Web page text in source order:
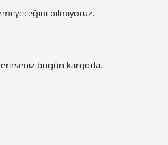
bilmiyoruz.
bugün kargoda.